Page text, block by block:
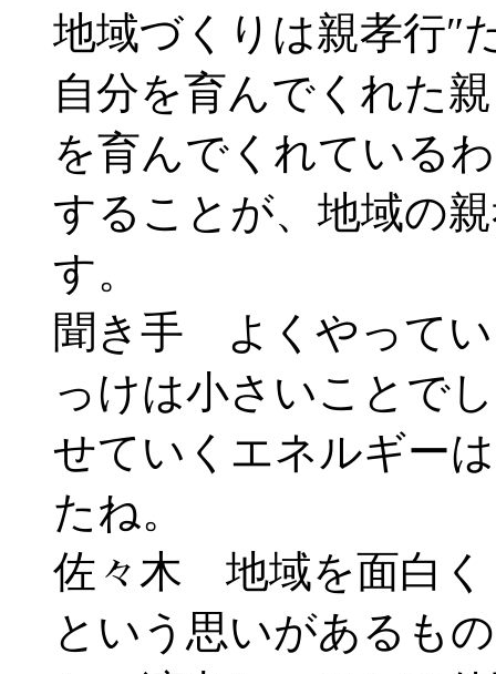
地域づくりは親孝行″
自分を育んでくれた
を育んでくれている
することが、地域の
す。
聞き手 よくやって
っけは小さいことで
せていくエネルギー
たね。
佐々木 地域を面白く
という思いがあるも